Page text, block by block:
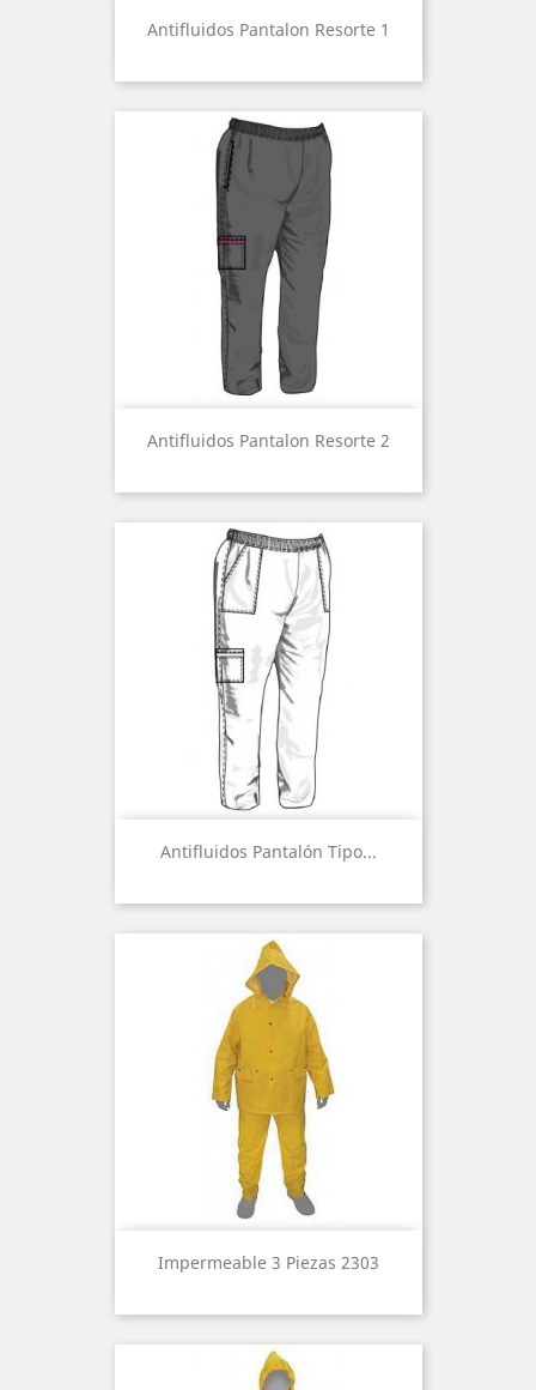
Antifluidos Pantalon Resorte 1
Antifluidos Pantalon Resorte 2
Antifluidos Pantalón Tipo...
Impermeable 3 Piezas 2303